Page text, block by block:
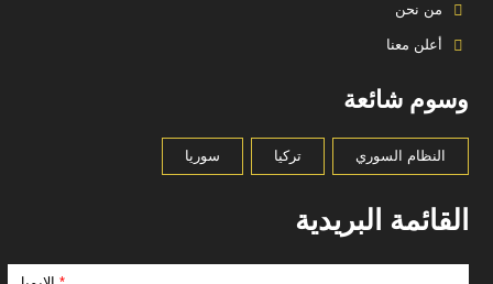
من نحن
أعلن معنا
وسوم شائعة
النظام السوري تركيا سوريا
القائمة البريدية